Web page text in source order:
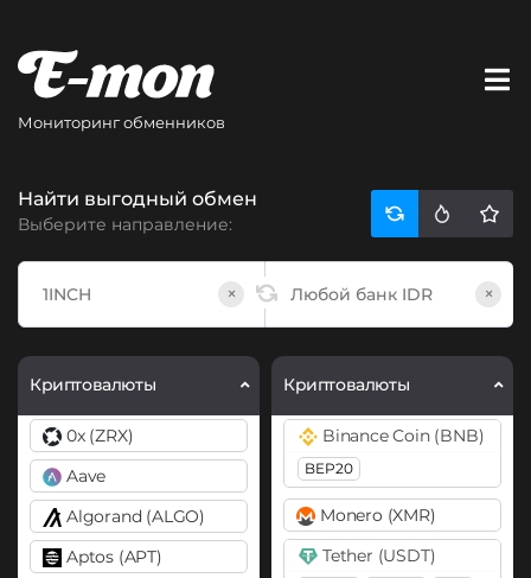
Мониторинг обменников
Найти выгодный обмен
Выберите направление:
× ×
Криптовалюты
0x (ZRX)
Aave
Algorand (ALGO)
Aptos (APT)
Криптовалюты
Binance Coin (BNB)
BEP20
Monero (XMR)
Tether (USDT)